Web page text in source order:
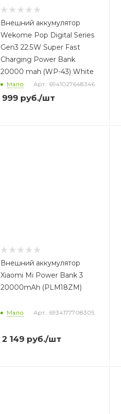
Внешний аккумулятор
Wekome Pop Digital Series
Gen3 22.5W Super Fast
Charging Power Bank
20000 mah (WP-43) White
Мало Арт.: 6941027648346
999 руб./шт
Внешний аккумулятор
Xiaomi Mi Power Bank 3
20000mAh (PLM18ZM)
Мало Арт.: 6934177708305
2 149 руб./шт